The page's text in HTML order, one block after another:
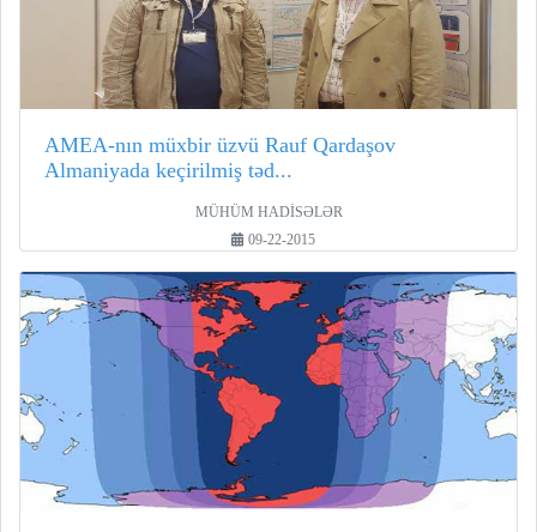
AMEA-nın müxbir üzvü Rauf Qardaşov
Almaniyada keçirilmiş təd...
MÜHÜM HADİSƏLƏR
09-22-2015